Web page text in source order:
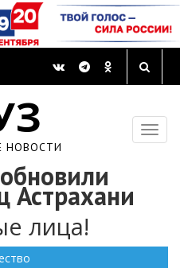
НОВОСТИ
Астрахани
лица!